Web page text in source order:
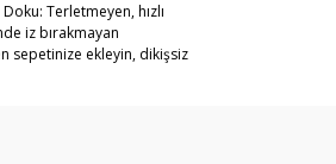
Terletmeyen, hızlı
iz bırakmayan
sepetinize ekleyin, dikişsiz